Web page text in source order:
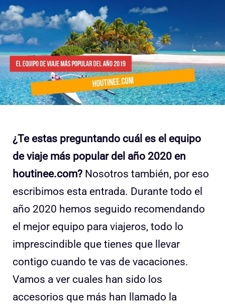
¿Te estas preguntando cuál es el equipo
de viaje más popular del año 2020 en
houtinee.com? Nosotros también, por eso
escribimos esta entrada. Durante todo el
año 2020 hemos seguido recomendando
el mejor equipo para viajeros, todo lo
imprescindible que tienes que llevar
contigo cuando te vas de vacaciones.
Vamos a ver cuales han sido los
accesorios que más han llamado la